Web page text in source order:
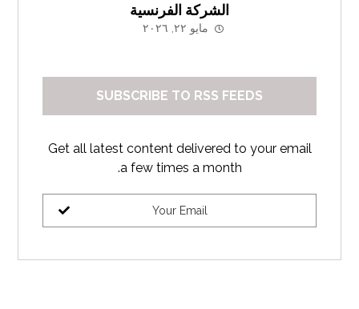
الشركة الفرنسية
مايو ٢٢, ٢٠٢٦
SUBSCRIBE TO RSS FEEDS
Get all latest content delivered to your email
a few times a month.